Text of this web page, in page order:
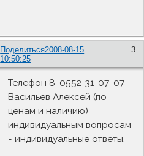
Поделиться 3
2008-08-15
10:50:25
Телефон 8-0552-31-07-07
Васильев Алексей (по
ценам и наличию)
индивидуальным вопросам
- индивидуальные ответы.